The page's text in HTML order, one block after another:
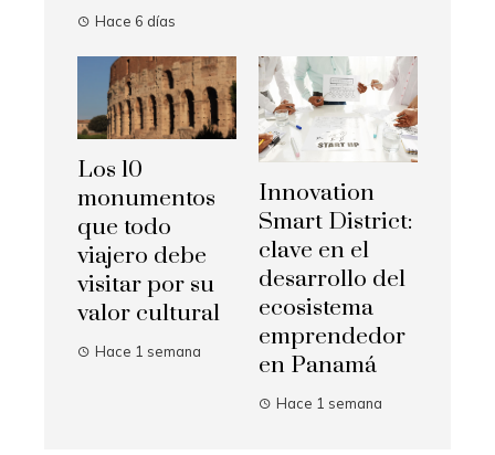
Hace 6 días
Los 10
monumentos
que todo
viajero debe
visitar por su
valor cultural
Hace 1 semana
Innovation
Smart District:
clave en el
desarrollo del
ecosistema
emprendedor
en Panamá
Hace 1 semana